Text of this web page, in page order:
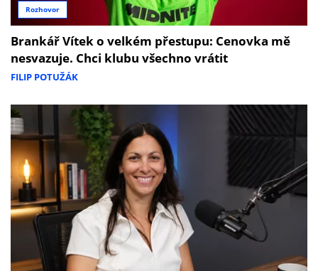
Rozhovor
Brankář Vítek o velkém přestupu: Cenovka mě
nesvazuje. Chci klubu všechno vrátit
FILIP POTUŽÁK